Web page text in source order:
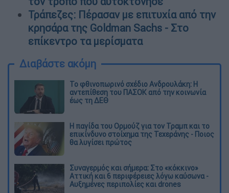
Τράπεζες: Πέρασαν με επιτυχία από την
κρησάρα της Goldman Sachs - Στο
επίκεντρο τα μερίσματα
Διαβάστε ακόμη
Το φθινοπωρινό σχέδιο Ανδρουλάκη: Η
αντεπίθεση του ΠΑΣΟΚ από την κοινωνία
έως τη ΔΕΘ
Η παγίδα του Ορμούζ για τον Τραμπ και το
επικίνδυνο στοίχημα της Τεχεράνης - Ποιος
θα λυγίσει πρώτος
Συναγερμός και σήμερα: Στο «κόκκινο»
Αττική και 6 περιφέρειες λόγω καύσωνα -
Αυξημένες περιπολίες και drones